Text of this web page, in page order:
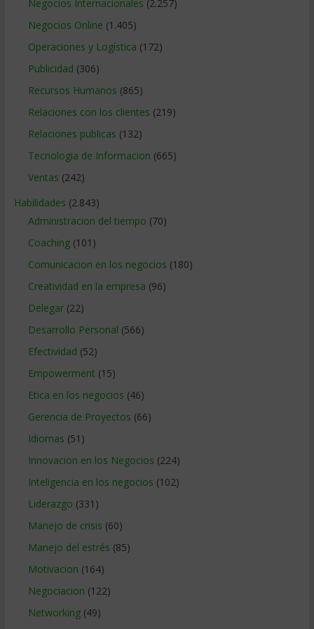
Negocios Internacionales (2.257)
Negocios Online (1.405)
Operaciones y Logística (172)
Publicidad (306)
Recursos Humanos (865)
Relaciones con los clientes (219)
Relaciones publicas (132)
Tecnologia de Informacion (665)
Ventas (242)
Habilidades (2.843)
Administracion del tiempo (70)
Coaching(101)
Comunicacion en los negocios (180)
Creatividad en la empresa (96)
Delegar(22)
Desarrollo Personal (566)
Efectividad (52)
Empowerment (15)
Etica en los negocios (46)
Gerencia de Proyectos (66)
Idiomas (51)
Innovacion en los Negocios (224)
Inteligencia en los negocios (102)
Liderazgo (331)
Manejo de crisis (60)
Manejo del estrés (85)
Motivacion (164)
Negociacion (122)
Networking(49)